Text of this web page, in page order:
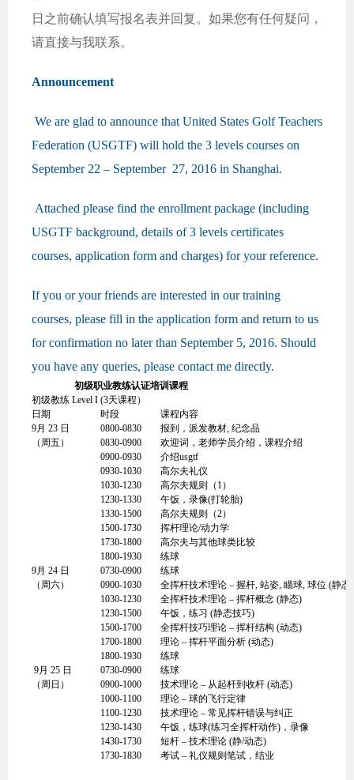
日之前确认填写报名表并回复。如果您有任何疑问，
请直接与我联系。
Announcement
We are glad to announce that United States Golf Teachers
Federation (USGTF) will hold the 3 levels courses on
September 22 – September 27, 2016 in Shanghai.
Attached please find the enrollment package (including
USGTF background, details of 3 levels certificates
courses, application form and charges) for your reference.
If you or your friends are interested in our training
courses, please fill in the application form and return to us
for confirmation no later than September 5, 2016. Should
you have any queries, please contact me directly.
初级职业教练认证培训课程
初级教练 Level I (3天课程）
日期
时段
课程内容
9月 23 日
0800-0830
报到，派发教材, 纪念品
（周五）
0830-0900
欢迎词，老师学员介绍，课程介绍
0900-0930
介绍usgtf
0930-1030
高尔夫礼仪
1030-1230
高尔夫规则（1）
1230-1330
午饭，录像(打轮胎)
1330-1500
高尔夫规则（2）
1500-1730
挥杆理论/动力学
1730-1800
高尔夫与其他球类比较
1800-1930
练球
9月 24 日
0730-0900
练球
（周六）
0900-1030
全挥杆技术理论 – 握杆, 站姿, 瞄球, 球位 (静态)
1030-1230
全挥杆技术理论 – 挥杆概念 (静态)
1230-1500
午饭，练习 (静态技巧)
1500-1700
全挥杆技巧理论 – 挥杆结构 (动态)
1700-1800
理论 – 挥杆平面分析 (动态)
1800-1930
练球
9月 25 日
0730-0900
练球
（周日）
0900-1000
技术理论 – 从起杆到收杆 (动态)
1000-1100
理论 – 球的飞行定律
1100-1230
技术理论 – 常见挥杆错误与纠正
1230-1430
午饭，练球(练习全挥杆动作)，录像
1430-1730
短杆 – 技术理论 (静/动态)
1730-1830
考试 – 礼仪规则笔试，结业